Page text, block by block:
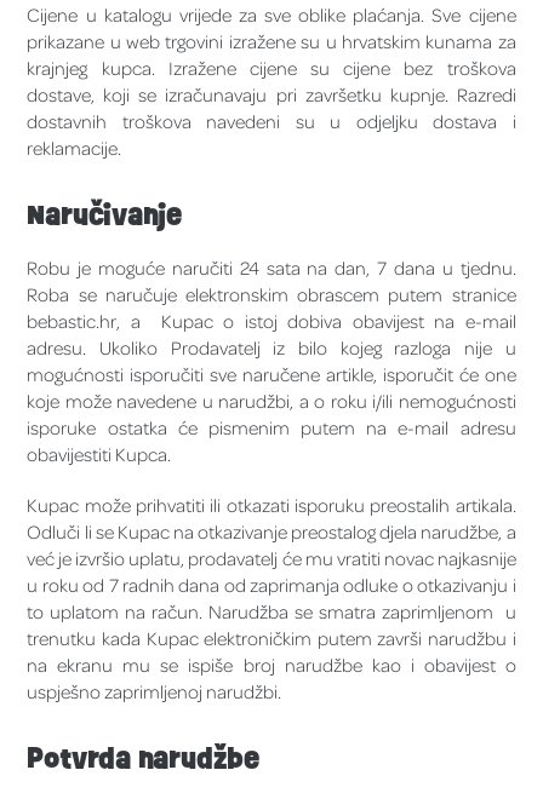
Cijene u katalogu vrijede za sve oblike plaćanja. Sve cijene
prikazane u web trgovini izražene su u hrvatskim kunama za
krajnjeg kupca. Izražene cijene su cijene bez troškova
dostave, koji se izračunavaju pri završetku kupnje. Razredi
dostavnih troškova navedeni su u odjeljku dostava i
reklamacije.
Naručivanje
Robu je moguće naručiti 24 sata na dan, 7 dana u tjednu.
Roba se naručuje elektronskim obrascem putem stranice
bebastic.hr, a Kupac o istoj dobiva obavijest na e-mail
adresu. Ukoliko Prodavatelj iz bilo kojeg razloga nije u
mogućnosti isporučiti sve naručene artikle, isporučit će one
koje može navedene u narudžbi, a o roku i/ili nemogućnosti
isporuke ostatka će pismenim putem na e-mail adresu
obavijestiti Kupca.
Kupac može prihvatiti ili otkazati isporuku preostalih artikala.
Odluči li se Kupac na otkazivanje preostalog djela narudžbe, a
već je izvršio uplatu, prodavatelj će mu vratiti novac najkasnije
u roku od 7 radnih dana od zaprimanja odluke o otkazivanju i
to uplatom na račun. Narudžba se smatra zaprimljenom u
trenutku kada Kupac elektroničkim putem završi narudžbu i
na ekranu mu se ispiše broj narudžbe kao i obavijest o
uspješno zaprimljenoj narudžbi.
Potvrda narudžbe